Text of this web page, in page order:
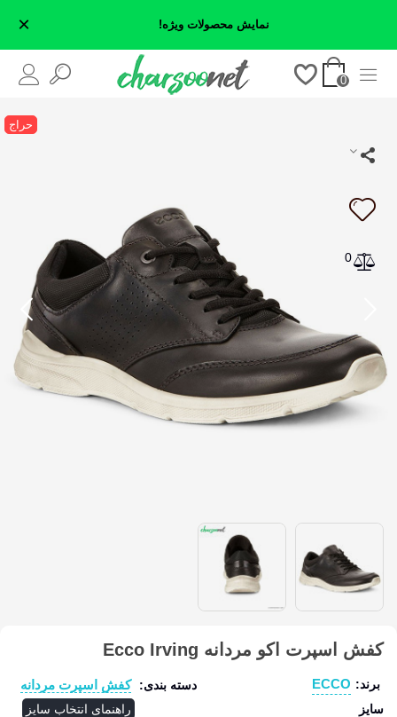
نمایش محصولات ویژه! ×
0
حراج
0
کفش اسپرت اکو مردانه Ecco Irving
برند: ECCO دسته بندی: کفش اسپرت مردانه
سایز راهنمای انتخاب سایز